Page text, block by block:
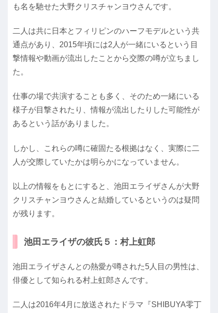
も名を馳せた大野クリスチャンヨウさんです。
二人は共に日本とフィリピンのハーフモデルという共
通点があり、2015年頃には2人が一緒にいるという目
撃情報や動画が流出したことから交際の噂が立ちまし
た。
仕事の場で共演することも多く、そのため一緒にいる
様子が目撃されたり、情報が流出したりした可能性が
あるという話がありました。
しかし、これらの噂に確固たる根拠はなく、実際に二
人が交際していたかは明らかになっていません。
以上の情報をもとにすると、池田エライザさんが大野
クリスチャンヨウさんと結婚しているというのは疑問
が残ります。
池田エライザの彼氏５：村上虹郎
池田エライザさんとの熱愛が噂された5人目の男性は、
俳優として知られる村上虹郎さんです。
二人は2016年4月に放送されたドラマ『SHIBUYA零丁